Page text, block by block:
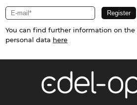
You can find further information on the
personal data here